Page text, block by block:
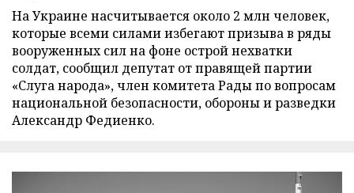
На Украине насчитывается около 2 млн человек,
которые всеми силами избегают призыва в ряды
вооруженных сил на фоне острой нехватки
солдат, сообщил депутат от правящей партии
«Слуга народа», член комитета Рады по вопросам
национальной безопасности, обороны и разведки
Александр Федиенко.